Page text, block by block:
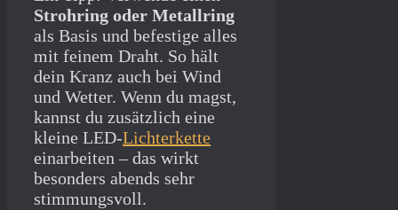
Strohring oder Metallring
als Basis und befestige alles
mit feinem Draht. So hält
dein Kranz auch bei Wind
und Wetter. Wenn du magst,
kannst du zusätzlich eine
kleine LED-Lichterkette
einarbeiten – das wirkt
besonders abends sehr
stimmungsvoll.